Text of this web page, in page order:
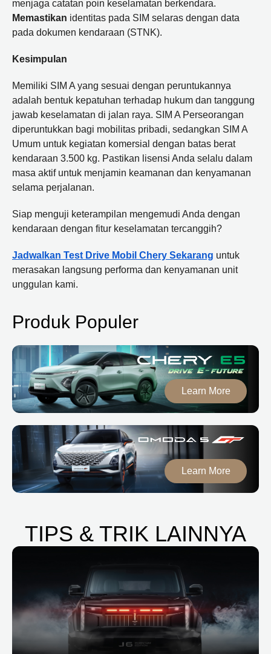
menjaga catatan poin keselamatan berkendara.
Memastikan identitas pada SIM selaras dengan data
pada dokumen kendaraan (STNK).
Kesimpulan
Memiliki SIM A yang sesuai dengan peruntukannya
adalah bentuk kepatuhan terhadap hukum dan tanggung
jawab keselamatan di jalan raya. SIM A Perseorangan
diperuntukkan bagi mobilitas pribadi, sedangkan SIM A
Umum untuk kegiatan komersial dengan batas berat
kendaraan 3.500 kg. Pastikan lisensi Anda selalu dalam
masa aktif untuk menjamin keamanan dan kenyamanan
selama perjalanan.
Siap menguji keterampilan mengemudi Anda dengan
kendaraan dengan fitur keselamatan tercanggih?
Jadwalkan Test Drive Mobil Chery Sekarang untuk
merasakan langsung performa dan kenyamanan unit
unggulan kami.
Produk Populer
Learn More
Learn More
TIPS & TRIK LAINNYA